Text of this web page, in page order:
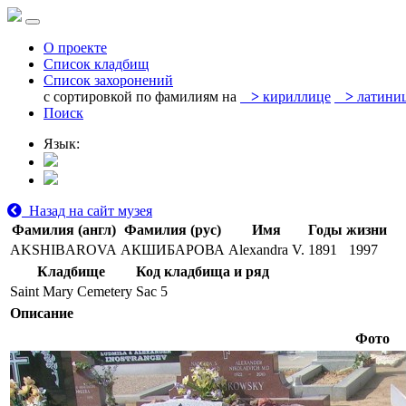
О проекте
Список кладбищ
Список захоронений
с сортировкой по фамилиям на
> кириллице >
Поиск
Язык:
Назад на сайт музея
Фамилия (англ) Фамилия (рус) Имя
Годы жизни
AKSHIBAROVA АКШИБАРОВА Alexandra V. 1891
1997
Кладбище
Код кладбища и ряд
Saint Mary Cemetery Sac 5
Описание
Фото